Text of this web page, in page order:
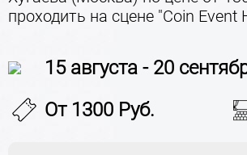
проходить на сцене "Coin Event
15 августа - 20
От 1300 Руб.